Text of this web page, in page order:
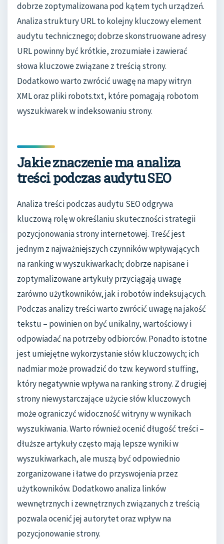
dobrze zoptymalizowana pod kątem tych urządzeń.
Analiza struktury URL to kolejny kluczowy element
audytu technicznego; dobrze skonstruowane adresy
URL powinny być krótkie, zrozumiałe i zawierać
słowa kluczowe związane z treścią strony.
Dodatkowo warto zwrócić uwagę na mapy witryn
XML oraz pliki robots.txt, które pomagają robotom
wyszukiwarek w indeksowaniu strony.
Jakie znaczenie ma analiza
treści podczas audytu SEO
Analiza treści podczas audytu SEO odgrywa
kluczową rolę w określaniu skuteczności strategii
pozycjonowania strony internetowej. Treść jest
jednym z najważniejszych czynników wpływających
na ranking w wyszukiwarkach; dobrze napisane i
zoptymalizowane artykuły przyciągają uwagę
zarówno użytkowników, jak i robotów indeksujących.
Podczas analizy treści warto zwrócić uwagę na jakość
tekstu – powinien on być unikalny, wartościowy i
odpowiadać na potrzeby odbiorców. Ponadto istotne
jest umiejętne wykorzystanie słów kluczowych; ich
nadmiar może prowadzić do tzw. keyword stuffing,
który negatywnie wpływa na ranking strony. Z drugiej
strony niewystarczające użycie słów kluczowych
może ograniczyć widoczność witryny w wynikach
wyszukiwania. Warto również ocenić długość treści –
dłuższe artykuły często mają lepsze wyniki w
wyszukiwarkach, ale muszą być odpowiednio
zorganizowane i łatwe do przyswojenia przez
użytkowników. Dodatkowo analiza linków
wewnętrznych i zewnętrznych związanych z treścią
pozwala ocenić jej autorytet oraz wpływ na
pozycjonowanie strony.